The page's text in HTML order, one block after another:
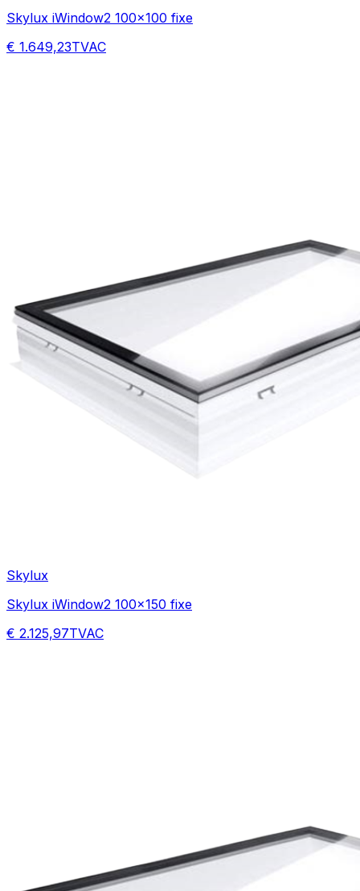
Skylux iWindow2 100x100 fixe
€ 1.649,23TVAC
Skylux
Skylux iWindow2 100x150 fixe
€ 2.125,97TVAC